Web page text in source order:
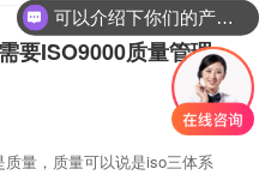
要ISO9000质量管理
量，质量可以说是iso三体系
可以介绍下你们的产品么？